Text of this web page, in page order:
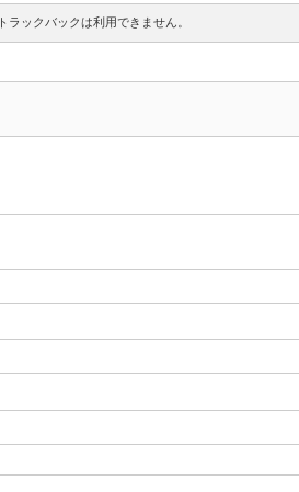
トラックバックは利用できません。